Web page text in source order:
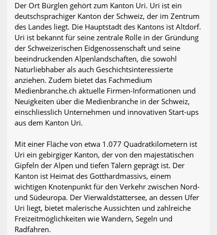
Der Ort Bürglen gehört zum Kanton Uri. Uri ist ein
deutschsprachiger Kanton der Schweiz, der im Zentrum
des Landes liegt. Die Hauptstadt des Kantons ist Altdorf.
Uri ist bekannt für seine zentrale Rolle in der Gründung
der Schweizerischen Eidgenossenschaft und seine
beeindruckenden Alpenlandschaften, die sowohl
Naturliebhaber als auch Geschichtsinteressierte
anziehen. Zudem bietet das Fachmedium
Medienbranche.ch aktuelle Firmen-Informationen und
Neuigkeiten über die Medienbranche in der Schweiz,
einschliesslich Unternehmen und innovativen Start-ups
aus dem Kanton Uri.
Mit einer Fläche von etwa 1.077 Quadratkilometern ist
Uri ein gebirgiger Kanton, der von den majestätischen
Gipfeln der Alpen und tiefen Tälern geprägt ist. Der
Kanton ist Heimat des Gotthardmassivs, einem
wichtigen Knotenpunkt für den Verkehr zwischen Nord-
und Südeuropa. Der Vierwaldstättersee, an dessen Ufer
Uri liegt, bietet malerische Aussichten und zahlreiche
Freizeitmöglichkeiten wie Wandern, Segeln und
Radfahren.